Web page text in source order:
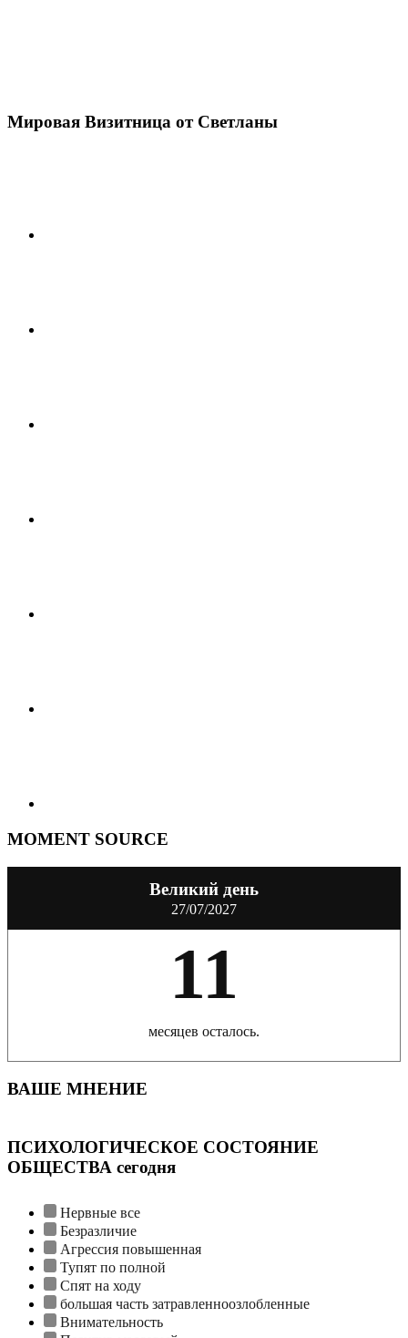
Мировая Визитница от Светланы
MOMENT SOURCE
Великий день
27/07/2027
11
месяцев осталось.
ВАШЕ МНЕНИЕ
ПСИХОЛОГИЧЕСКОЕ СОСТОЯНИЕ
ОБЩЕСТВА сегодня
Нервные все
Безразличие
Агрессия повышенная
Тупят по полной
Спят на ходу
большая часть затравленноозлобленные
Внимательность